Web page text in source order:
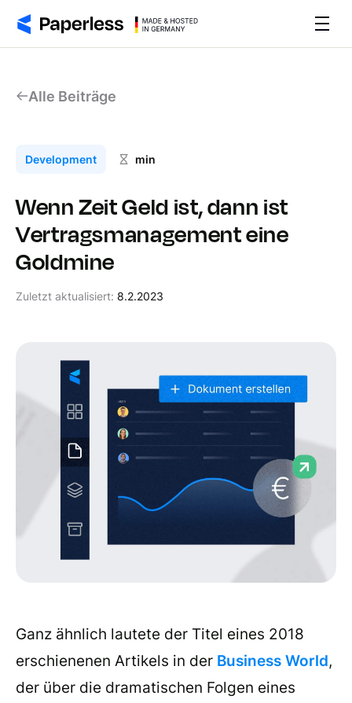
Alle Beiträge
Development min
Wenn Zeit Geld ist, dann ist
Vertragsmanagement eine
Goldmine
Zuletzt aktualisiert: 8.2.2023
Ganz ähnlich lautete der Titel eines 2018
erschienenen Artikels in der Business World,
der über die dramatischen Folgen eines